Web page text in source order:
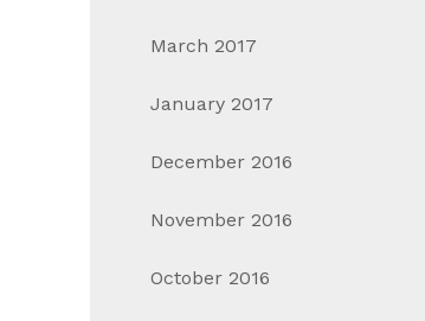
March 2017
January 2017
December 2016
November 2016
October 2016